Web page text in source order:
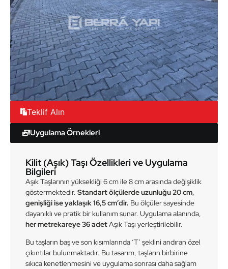
Teklif Alın
Uygulama Örnekleri
Kilit (Aşık) Taşı Özellikleri ve Uygulama
Bilgileri
Aşık Taşlarının yüksekliği 6 cm ile 8 cm arasında değişiklik
göstermektedir. Standart ölçülerde uzunluğu 20 cm,
genişliği ise yaklaşık 16,5 cm’dir. Bu ölçüler sayesinde
dayanıklı ve pratik bir kullanım sunar. Uygulama alanında,
her metrekareye 36 adetAşık Taşı yerleştirilebilir.
Bu taşların baş ve son kısımlarında ‘T’ şeklini andıran özel
çıkıntılar bulunmaktadır. Bu tasarım, taşların birbirine
sıkıca kenetlenmesini ve uygulama sonrası daha sağlam